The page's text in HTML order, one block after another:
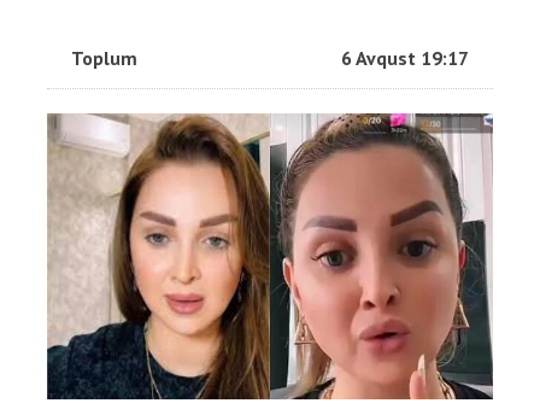
Toplum 6 Avqust 19:17